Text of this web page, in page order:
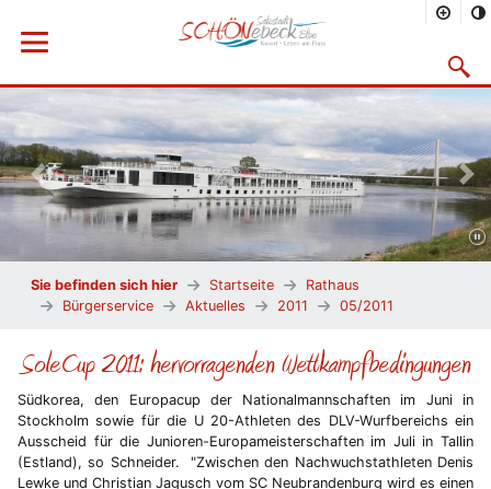
Menü öffnen
Vorheriges Bild
Sie befinden sich hier Startseite
Rathaus
Bürgerservice
Aktuelles 2011 05/2011
SoleCup 2011: hervorragenden Wettkampfbedingungen
Südkorea, den Europacup der Nationalmannschaften im Juni in
Stockholm sowie für die U 20-Athleten des DLV-Wurfbereichs ein
Ausscheid für die Junioren-Europameisterschaften im Juli in Tallin
(Estland), so Schneider. "Zwischen den Nachwuchstathleten Denis
Lewke und Christian Jagusch vom SC Neubrandenburg wird es einen